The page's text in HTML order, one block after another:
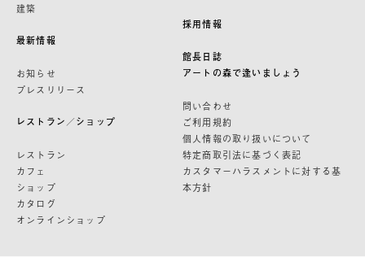
建築
最新情報
お知らせ
プレスリリース
レストラン／ショップ
レストラン
カフェ
ショップ
カタログ
オンラインショップ
採用情報
館長日誌
アートの森で逢いましょう
問い合わせ
ご利用規約
個人情報の取り扱いについて
特定商取引法に基づく表記
カスタマーハラスメントに対する基
本方針